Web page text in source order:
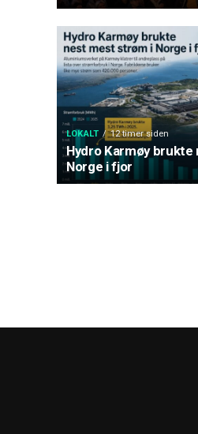
LOKALT 12 timer siden
Hydro Karmøy
Norge i fjor